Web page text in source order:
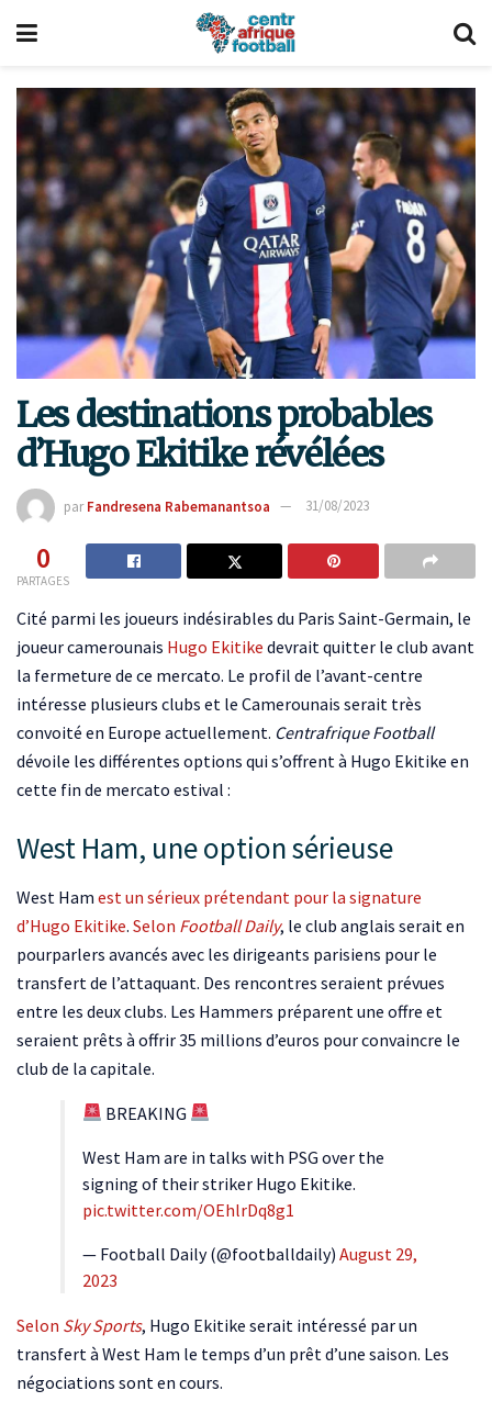
Les destinations probables
d’Hugo Ekitike révélées
par Fandresena Rabemanantsoa 31/08/2023
0
PARTAGES
Cité parmi les joueurs indésirables du Paris Saint-Germain, le
joueur camerounais Hugo Ekitike devrait quitter le club avant
la fermeture de ce mercato. Le profil de l’avant-centre
intéresse plusieurs clubs et le Camerounais serait très
convoité en Europe actuellement. Centrafrique Football
dévoile les différentes options qui s’offrent à Hugo Ekitike en
cette fin de mercato estival :
West Ham, une option sérieuse
West Ham est un sérieux prétendant pour la signature
d’Hugo Ekitike. Selon Football Daily, le club anglais serait en
pourparlers avancés avec les dirigeants parisiens pour le
transfert de l’attaquant. Des rencontres seraient prévues
entre les deux clubs. Les Hammers préparent une offre et
seraient prêts à offrir 35 millions d’euros pour convaincre le
club de la capitale.
BREAKING
West Ham are in talks with PSG over the
signing of their striker Hugo Ekitike.
pic.twitter.com/OEhlrDq8g1
— Football Daily (@footballdaily) August 29,
2023
Selon Sky Sports, Hugo Ekitike serait intéressé par un
transfert à West Ham le temps d’un prêt d’une saison. Les
négociations sont en cours.